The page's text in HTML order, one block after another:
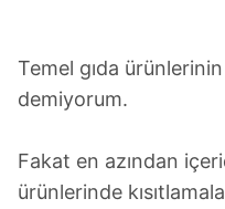
Temel gıda
demiyorum.
Fakat en azından
ürünlerinde